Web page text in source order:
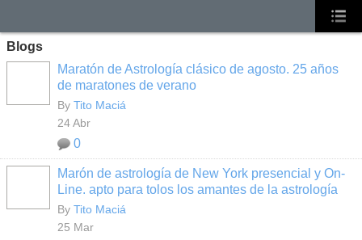
Blogs
Maratón de Astrología clásico de agosto. 25 años
de maratones de verano
By Tito Maciá
24 Abr
0
Marón de astrología de New York presencial y On-
Line. apto para tolos los amantes de la astrología
By Tito Maciá
25 Mar